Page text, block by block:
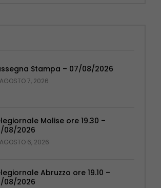
Stampa – 07/08/2026
AGOSTO 7, 2026
Molise ore 19.30 –
08/2026
AGOSTO 6, 2026
Abruzzo ore 19.10 –
08/2026